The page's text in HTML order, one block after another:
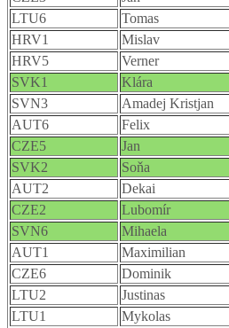
LTU6
Tomas
HRV1
Mislav
HRV5
Verner
SVK1
Klára
SVN3
Amadej Kristjan
AUT6
Felix
CZE5
Jan
SVK2
Soňa
AUT2
Dekai
CZE2
Lubomír
SVN6
Mihaela
AUT1
Maximilian
CZE6
Dominik
LTU2
Justinas
LTU1
Mykolas